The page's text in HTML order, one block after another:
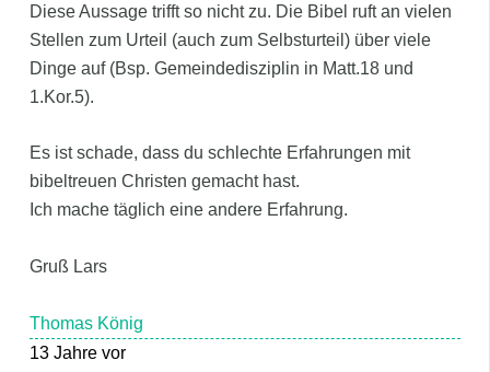
Diese Aussage trifft so nicht zu. Die Bibel ruft an vielen
Stellen zum Urteil (auch zum Selbsturteil) über viele
Dinge auf (Bsp. Gemeindedisziplin in Matt.18 und
1.Kor.5).
Es ist schade, dass du schlechte Erfahrungen mit
bibeltreuen Christen gemacht hast.
Ich mache täglich eine andere Erfahrung.
Gruß Lars
Thomas König
13 Jahre vor